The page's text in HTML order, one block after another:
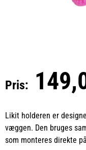
Pris:
Likit holderen er
væggen. Den bruges
som monteres direkte